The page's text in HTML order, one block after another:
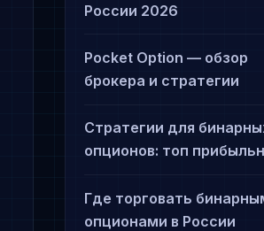
России 2026
Pocket Option — обзор
брокера и стратегии
Стратегии для
опционов: топ
Где торговать
опционами в России